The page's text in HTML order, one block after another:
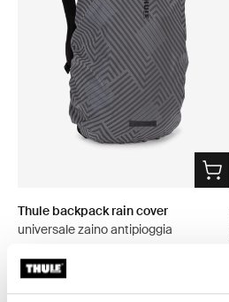
Thule backpack rain cover
universale zaino antipioggia
CHF 29.95